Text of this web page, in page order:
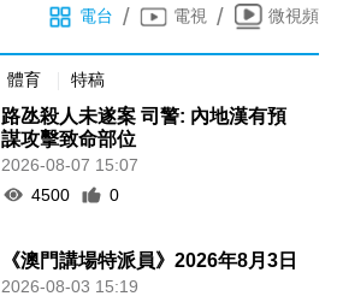
電台 / 電視 / 微視頻
體育 特稿
路氹殺人未遂案 司警: 內地漢有預
謀攻擊致命部位
2026-08-07 15:07
4500
0
《澳門講場特派員》2026年8月3日
2026-08-03 15:19